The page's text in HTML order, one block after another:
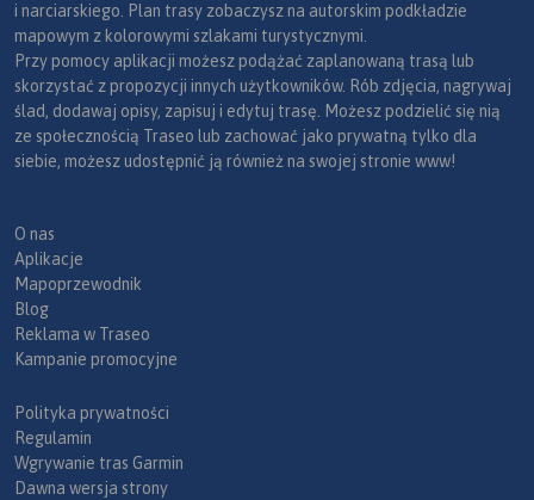
i narciarskiego. Plan trasy zobaczysz na autorskim podkładzie
mapowym z kolorowymi szlakami turystycznymi.
Przy pomocy aplikacji możesz podążać zaplanowaną trasą lub
skorzystać z propozycji innych użytkowników. Rób zdjęcia, nagrywaj
ślad, dodawaj opisy, zapisuj i edytuj trasę. Możesz podzielić się nią
ze społecznością Traseo lub zachować jako prywatną tylko dla
siebie, możesz udostępnić ją również na swojej stronie www!
O nas
Aplikacje
Mapoprzewodnik
Blog
Reklama w Traseo
Kampanie promocyjne
Polityka prywatności
Regulamin
Wgrywanie tras Garmin
Dawna wersja strony